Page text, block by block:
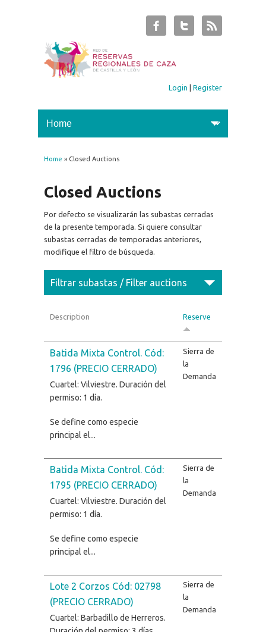
Login |Register
You are here
Home » Closed Auctions
Closed Auctions
Por defecto se visualizarán las subastas cerradas
de la presente temporada. Si quiere consultar
subastas cerradas de temporadas anteriores,
modifique el filtro de búsqueda.
Filtrar subastas / Filter auctions
Description Reserve
Batida Mixta Control. Cód:
1796 (PRECIO CERRADO)
Cuartel: Vilviestre. Duración del
permiso: 1 día.
Se define como especie
principal el...
Sierra de
la
Demanda
Batida Mixta Control. Cód:
1795 (PRECIO CERRADO)
Cuartel: Vilviestre. Duración del
permiso: 1 día.
Se define como especie
principal el...
Sierra de
la
Demanda
Lote 2 Corzos Cód: 02798
(PRECIO CERRADO)
Cuartel: Barbadillo de Herreros.
Sierra de
la
Demanda